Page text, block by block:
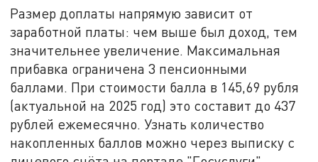
Размер доплаты напрямую зависит от
заработной платы: чем выше был доход, тем
значительнее увеличение. Максимальная
прибавка ограничена 3 пенсионными
баллами. При стоимости балла в 145,69 рубля
(актуальной на 2025 год) это составит до 437
рублей ежемесячно. Узнать количество
накопленных баллов можно через выписку с